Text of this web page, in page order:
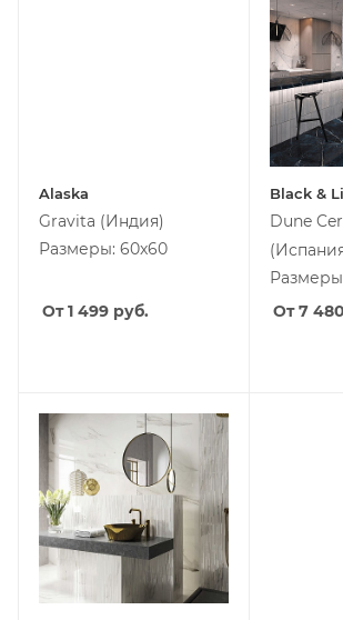
Alaska
Gravita (Индия)
Размеры: 60x60
От 1 499 руб.
Black &
Dune
От 7 480